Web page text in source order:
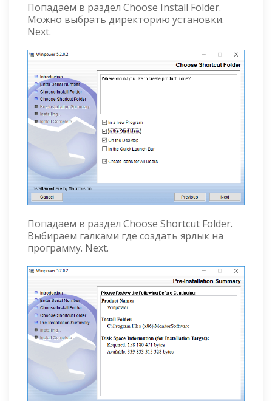
Попадаем в раздел Choose Install Folder.
Можно выбрать директорию установки.
Next.
Попадаем в раздел Choose Shortcut Folder.
Выбираем галками где создать ярлык на
программу. Next.